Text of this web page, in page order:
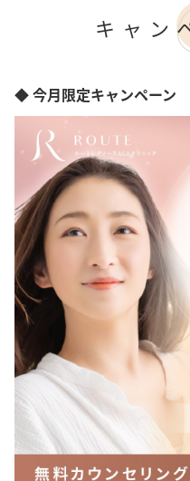
オンライン診療
キャン
◆ 今月限定キャンペーン